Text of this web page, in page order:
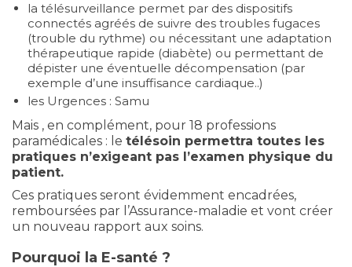
la télésurveillance permet par des dispositifs
connectés agréés de suivre des troubles fugaces
(trouble du rythme) ou nécessitant une adaptation
thérapeutique rapide (diabète) ou permettant de
dépister une éventuelle décompensation (par
exemple d’une insuffisance cardiaque..)
les Urgences : Samu
Mais , en complément, pour 18 professions
paramédicales : le télésoin permettra toutes les
pratiques n’exigeant pas l’examen physique du
patient.
Ces pratiques seront évidemment encadrées,
remboursées par l’Assurance-maladie et vont créer
un nouveau rapport aux soins.
Pourquoi la E-santé ?